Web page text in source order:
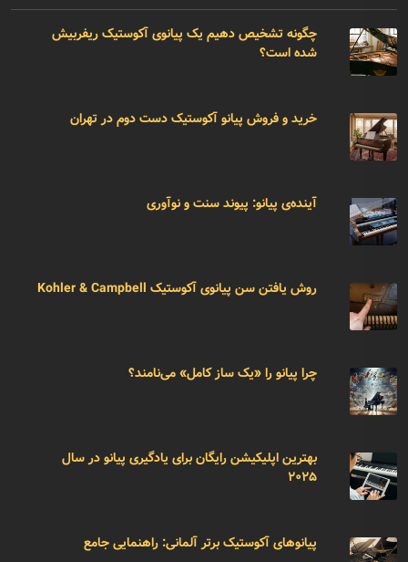
چگونه تشخیص دهیم یک پیانوی آکوستیک ریفربیش
شده است؟
خرید و فروش پیانو آکوستیک دست دوم در تهران
آینده‌ی پیانو: پیوند سنت و نوآوری
روش یافتن سن پیانوی آکوستیک Kohler & Campbell
چرا پیانو را «یک ساز کامل» می‌نامند؟
بهترین اپلیکیشن رایگان برای یادگیری پیانو در سال
۲۰۲۵
پیانوهای آکوستیک برتر آلمانی: راهنمایی جامع